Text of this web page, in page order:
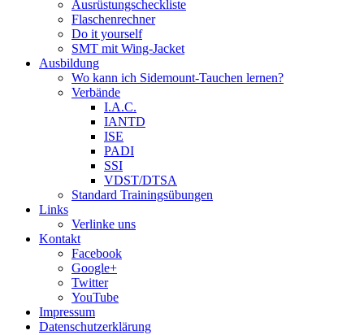
Ausrüstungscheckliste
Flaschenrechner
Do it yourself
SMT mit Wing-Jacket
Ausbildung
Wo kann ich Sidemount-Tauchen lernen?
Verbände
I.A.C.
IANTD
ISE
PADI
SSI
VDST/DTSA
Standard Trainingsübungen
Links
Verlinke uns
Kontakt
Facebook
Google+
Twitter
YouTube
Impressum
Datenschutzerklärung